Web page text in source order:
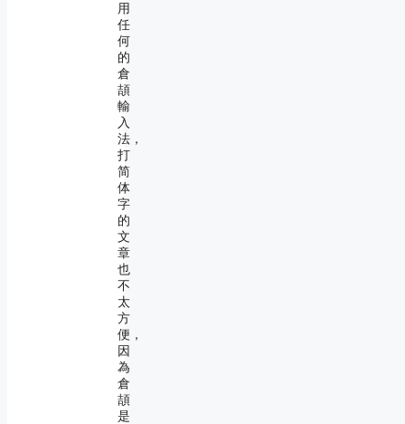
用
任
何
的
倉
頡
輸
入
法，
打
简
体
字
的
文
章
也
不
太
方
便，
因
為
倉
頡
是